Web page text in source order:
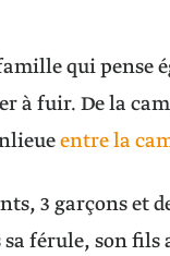
qui pense
à fuir. De la
entre la
3 garçons et
sa férule, son